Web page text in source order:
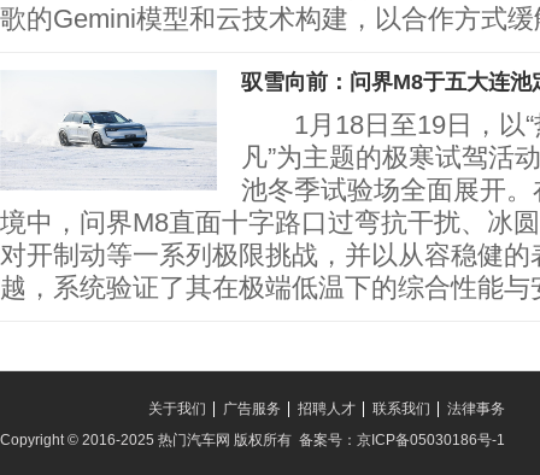
歌的Gemini模型和云技术构建，以合作方式缓
驭雪向前：问界M8于五大连
1月18日至19日，以“
凡”为主题的极寒试驾活
池冬季试验场全面展开
境中，问界M8直面十字路口过弯抗干扰、冰
对开制动等一系列极限挑战，并以从容稳健
越，系统验证了其在极端低温下的综合性
法律事务
联系我们
招聘人才
广告服务
关于我们
Copyright © 2016-2025 热门汽车网 版权所有 备案号：京ICP备05030186号-1